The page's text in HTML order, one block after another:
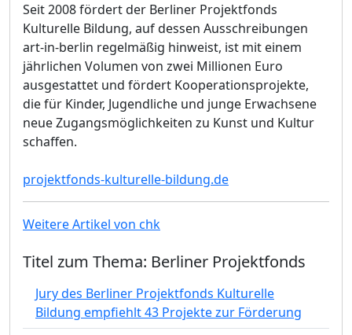
Seit 2008 fördert der Berliner Projektfonds
Kulturelle Bildung, auf dessen Ausschreibungen
art-in-berlin regelmäßig hinweist, ist mit einem
jährlichen Volumen von zwei Millionen Euro
ausgestattet und fördert Kooperationsprojekte,
die für Kinder, Jugendliche und junge Erwachsene
neue Zugangsmöglichkeiten zu Kunst und Kultur
schaffen.
projektfonds-kulturelle-bildung.de
Weitere Artikel von chk
Titel zum Thema: Berliner Projektfonds
Jury des Berliner Projektfonds Kulturelle
Bildung empfiehlt 43 Projekte zur Förderung